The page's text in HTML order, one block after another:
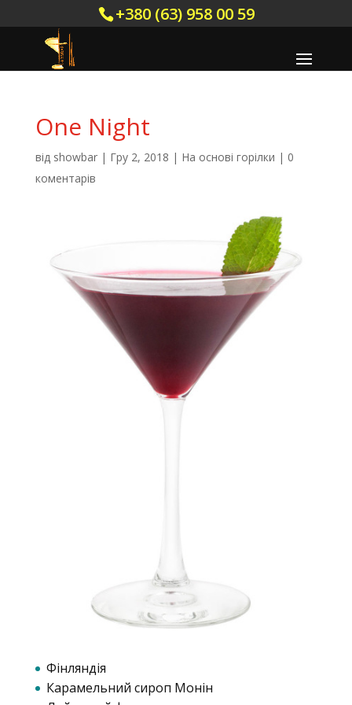
+380 (63) 958 00 59
One Night
від showbar| Гру 2, 2018 | На основі горілки | 0
коментарів
Фінляндія
Карамельний сироп Монін